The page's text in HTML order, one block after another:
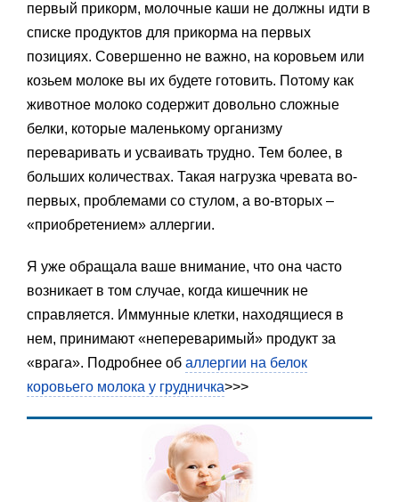
первый прикорм, молочные каши не должны идти в
списке продуктов для прикорма на первых
позициях. Совершенно не важно, на коровьем или
козьем молоке вы их будете готовить. Потому как
животное молоко содержит довольно сложные
белки, которые маленькому организму
переваривать и усваивать трудно. Тем более, в
больших количествах. Такая нагрузка чревата во-
первых, проблемами со стулом, а во-вторых –
«приобретением» аллергии.
Я уже обращала ваше внимание, что она часто
возникает в том случае, когда кишечник не
справляется. Иммунные клетки, находящиеся в
нем, принимают «непереваримый» продукт за
«врага». Подробнее об аллергии на белок
коровьего молока у грудничка>>>